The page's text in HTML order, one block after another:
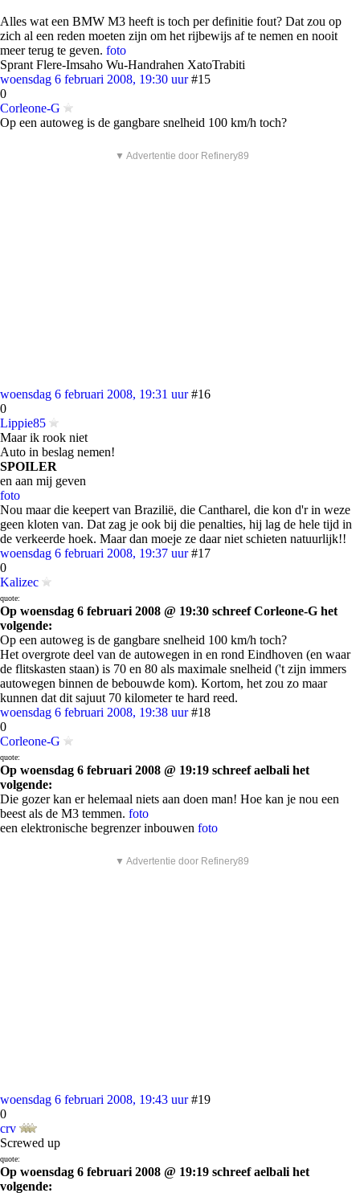
Alles wat een BMW M3 heeft is toch per definitie fout? Dat zou op
zich al een reden moeten zijn om het rijbewijs af te nemen en nooit
meer terug te geven. foto
Sprant Flere-Imsaho Wu-Handrahen XatoTrabiti
woensdag 6 februari 2008, 19:30 uur #15
0
Corleone-G
Op een autoweg is de gangbare snelheid 100 km/h toch?
▼ Advertentie door Refinery89
woensdag 6 februari 2008, 19:31 uur #16
0
Lippie85
Maar ik rook niet
Auto in beslag nemen!
SPOILER
en aan mij geven
foto
Nou maar die keepert van Brazilië, die Cantharel, die kon d'r in weze
geen kloten van. Dat zag je ook bij die penalties, hij lag de hele tijd in
de verkeerde hoek. Maar dan moeje ze daar niet schieten natuurlijk!!
woensdag 6 februari 2008, 19:37 uur #17
0
Kalizec
quote:
Op woensdag 6 februari 2008 @ 19:30 schreef Corleone-G het
volgende:
Op een autoweg is de gangbare snelheid 100 km/h toch?
Het overgrote deel van de autowegen in en rond Eindhoven (en waar
de flitskasten staan) is 70 en 80 als maximale snelheid ('t zijn immers
autowegen binnen de bebouwde kom). Kortom, het zou zo maar
kunnen dat dit sajuut 70 kilometer te hard reed.
woensdag 6 februari 2008, 19:38 uur #18
0
Corleone-G
quote:
Op woensdag 6 februari 2008 @ 19:19 schreef aelbali het
volgende:
Die gozer kan er helemaal niets aan doen man! Hoe kan je nou een
beest als de M3 temmen. foto
een elektronische begrenzer inbouwen foto
▼ Advertentie door Refinery89
woensdag 6 februari 2008, 19:43 uur #19
0
crv
Screwed up
quote:
Op woensdag 6 februari 2008 @ 19:19 schreef aelbali het
volgende: